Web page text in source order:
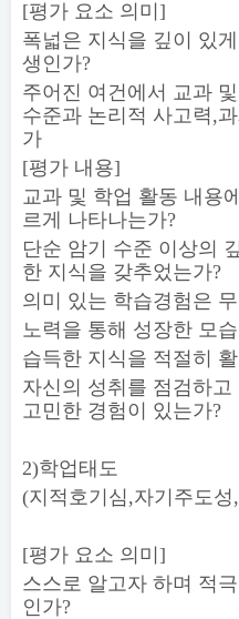
[평가 요소 의미 ]
폭넓은 지식을 깊이 있
생인가?
주어진 여건에서 교과
수준과 논리적 사고력,
가
[평가 내용]
교과 및 학업 활동 내용
르게 나타나는가?
단순 암기 수준 이상의
한 지식을 갖추었는가?
의미 있는 학습경험은
노력을 통해 성장한 모
습득한 지식을 적절히
자신의 성취를 점검하고
고민한 경험이 있는가?
2)학업태도
(지적호기심 ,자기주도성,
[평가 요소 의미 ]
스스로 알고자 하며 적
인가?